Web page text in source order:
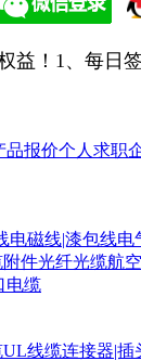
益！ 1、每日签
品报价个人求职
电磁线|漆包线电
附件光纤光缆航
电缆
UL线缆连接器|插